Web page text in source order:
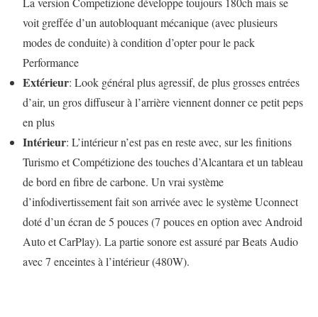
voit greffée d’un autobloquant mécanique (avec plusieurs
modes de conduite) à condition d’opter pour le pack
Performance
Extérieur: Look général plus agressif, de plus grosses entrées
d’air, un gros diffuseur à l’arrière viennent donner ce petit peps
en plus
Intérieur: L’intérieur n’est pas en reste avec, sur les finitions
Turismo et Compétizione des touches d’Alcantara et un tableau
de bord en fibre de carbone. Un vrai système
d’infodivertissement fait son arrivée avec le système Uconnect
doté d’un écran de 5 pouces (7 pouces en option avec Android
Auto et CarPlay). La partie sonore est assuré par Beats Audio
avec 7 enceintes à l’intérieur (480W).